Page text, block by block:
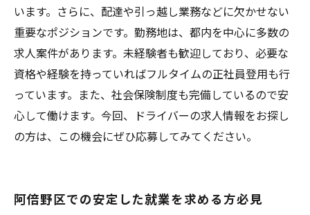
います。さらに、配達や引っ越し業務などに欠かせない
重要なポジションです。勤務地は、都内を中心に多数の
求人案件があります。未経験者も歓迎しており、必要な
資格や経験を持っていればフルタイムの正社員登用も行
っています。また、社会保険制度も完備しているので安
心して働けます。今回、ドライバーの求人情報をお探し
の方は、この機会にぜひ応募してみてください。
阿倍野区での安定した就業を求める方必見